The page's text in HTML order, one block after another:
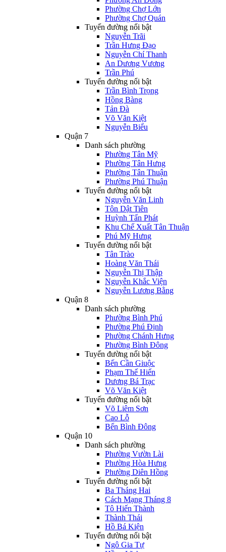
Phường Chợ Lớn
Phường Chợ Quán
Tuyến đường nổi bật
Nguyễn Trãi
Trần Hưng Đạo
Nguyễn Chí Thanh
An Dương Vương
Trần Phú
Tuyến đường nổi bật
Trần Bình Trọng
Hồng Bàng
Tản Đà
Võ Văn Kiệt
Nguyễn Biểu
Quận 7
Danh sách phường
Phường Tân Mỹ
Phường Tân Hưng
Phường Tân Thuận
Phường Phú Thuận
Tuyến đường nổi bật
Nguyễn Văn Linh
Tôn Dật Tiên
Huỳnh Tấn Phát
Khu Chế Xuất Tân Thuận
Phú Mỹ Hưng
Tuyến đường nổi bật
Tân Trào
Hoàng Văn Thái
Nguyễn Thị Thập
Nguyễn Khắc Viện
Nguyễn Lương Bằng
Quận 8
Danh sách phường
Phường Bình Phú
Phường Phú Định
Phường Chánh Hưng
Phường Bình Đông
Tuyến đường nổi bật
Bến Cần Giuộc
Phạm Thế Hiển
Dương Bá Trạc
Võ Văn Kiệt
Tuyến đường nổi bật
Võ Liêm Sơn
Cao Lỗ
Bến Bình Đông
Quận 10
Danh sách phường
Phường Vườn Lài
Phường Hòa Hưng
Phường Diên Hồng
Tuyến đường nổi bật
Ba Tháng Hai
Cách Mạng Tháng 8
Tô Hiến Thành
Thành Thái
Hồ Bá Kiện
Tuyến đường nổi bật
Ngô Gia Tự